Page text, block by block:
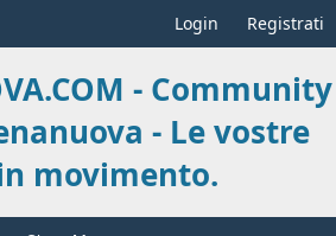
Login Registrati
- Community
- Le vostre
movimento.